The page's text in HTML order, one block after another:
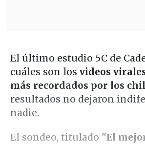
El último estudio 5C de
cuáles son los videos
más recordados por los
resultados no dejaron
nadie.
El sondeo, titulado "El